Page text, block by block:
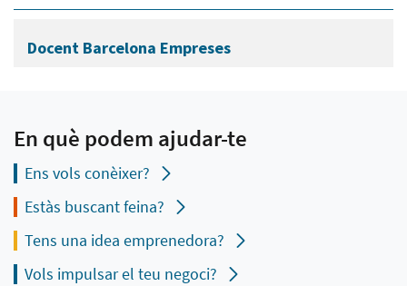
Docent Barcelona Empreses
En què podem ajudar-te
Ens vols conèixer?
Estàs buscant feina?
Tens una idea emprenedora?
Vols impulsar el teu negoci?